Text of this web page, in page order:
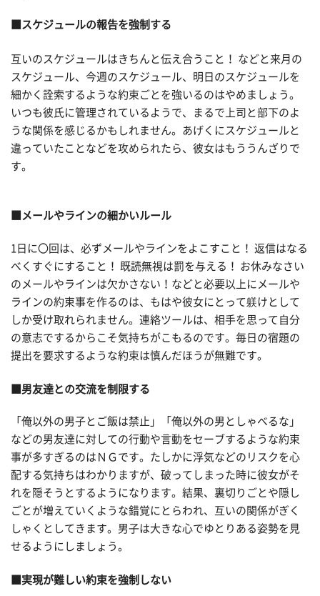
■スケジュールの報告を強制する
互いのスケジュールはきちんと伝え合うこと！ などと来月の
スケジュール、今週のスケジュール、明日のスケジュールを
細かく詮索するような約束ごとを強いるのはやめましょう。
いつも彼氏に管理されているようで、まるで上司と部下のよ
うな関係を感じるかもしれません。あげくにスケジュールと
違っていたことなどを攻められたら、彼女はもううんざりで
す。
■メールやラインの細かいルール
1日に〇回は、必ずメールやラインをよこすこと！ 返信はなる
べくすぐにすること！ 既読無視は罰を与える！ お休みなさい
のメールやラインは欠かさない！などと必要以上にメールや
ラインの約束事を作るのは、もはや彼女にとって躾けとして
しか受け取れられません。連絡ツールは、相手を思って自分
の意志でするからこそ気持ちがこもるのです。毎日の宿題の
提出を要求するような約束は慎んだほうが無難です。
■男友達との交流を制限する
「俺以外の男子とご飯は禁止」「俺以外の男としゃべるな」
などの男友達に対しての行動や言動をセーブするような約束
事が多すぎるのはＮＧです。たしかに浮気などのリスクを心
配する気持ちはわかりますが、破ってしまった時に彼女がそ
れを隠そうとするようになります。結果、裏切りごとや隠し
ごとが増えていくような錯覚にとらわれ、互いの関係がぎく
しゃくとしてきます。男子は大きな心でゆとりある姿勢を見
せるようにしましょう。
■実現が難しい約束を強制しない